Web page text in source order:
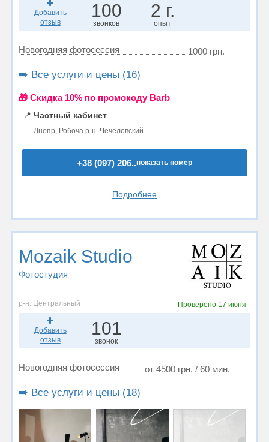
Добавить
отзыв
100
звонков
2 г.
опыт
Новогодняя фотосессия 1000 грн.
➡️ Все услуги и цены (16)
🎁 Cкидка 10% по промокоду Barb
📍 Частный кабинет
Днепр, Робоча р-н. Чечеловский
+38 (097) 206..показать номер
Подробнее
Mozaik Studio
Фотостудия
р-н. Центральный Проверено 17 июня
Добавить
отзыв
101
звонок
Новогодняя фотосессия от 4500 грн. / 60 мин.
➡️ Все услуги и цены (18)